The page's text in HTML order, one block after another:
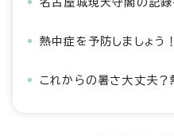
名古屋城現天守閣の記録
熱中症を予防しましょう！
これからの暑さ大丈夫？